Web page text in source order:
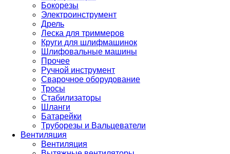
Бокорезы
Электроинструмент
Дрель
Леска для триммеров
Круги для шлифмашинок
Шлифовальные машины
Прочее
Ручной инструмент
Сварочное оборудование
Тросы
Стабилизаторы
Шланги
Батарейки
Труборезы и Вальцеватели
Вентиляция
Вентиляция